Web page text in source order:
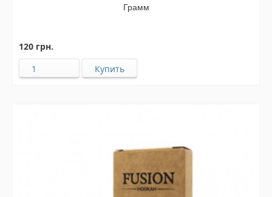
Грамм
120 грн.